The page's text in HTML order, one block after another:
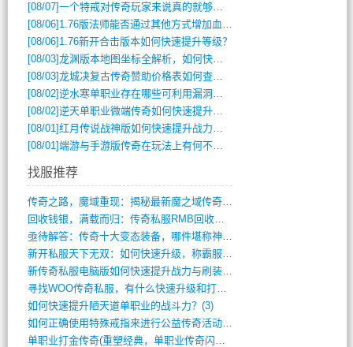
[08/07]一个特戒对传奇玩家来说真的就够用了吗？
[08/06] 1.76版法师能否通过其他方式增加血量？
[08/06] 1.76新开合击版本如何快速提升等级？
[08/03]龙渊版本地图坐标全解析，如何快速定位BOSS位置？
[08/03]龙城决复古传奇赞助价格表如何查询？
[08/02]逆水寒单职业存在哪些可利用漏洞？如何快速提升战力？
[08/02]逆天单职业微端传奇如何快速提升战力？新手必看攻略
[08/01]红月传说战神版如何快速提升战力？新手攻略全解析？
[08/01]端游与手游版传奇在玩法上有何不同？
找服推荐
传奇之路，魔域重现：揭秘最新魔之域传奇攻(712)
回收钱银，满载而归：传奇私服RMB回收装(548)
亟待解答：传奇十大变态装备，哪件堪称神器(347)
新开私服天下无双：如何快速升级，称霸服务(681)
新传奇私服电脑版如何快速提升战力与刷装备(835)
寻找WOO传奇私服，有什么快速升级和打宝(864)
如何快速提升陋天道单职业的战斗力？(3)
如何正确使用特殊戒指来进行公益传奇活动？(10)
单职业打金传奇(重塑经典，单职业传奇闪耀(10)